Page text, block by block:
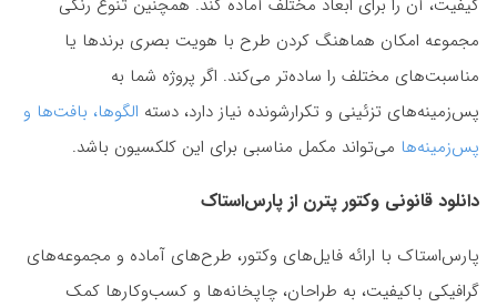
کیفیت، آن را برای ابعاد مختلف آماده کند. همچنین تنوع رنگی
مجموعه امکان هماهنگ کردن طرح با هویت بصری برندها یا
مناسبت‌های مختلف را ساده‌تر می‌کند. اگر پروژه شما به
پس‌زمینه‌های تزئینی و تکرارشونده نیاز دارد، دسته الگوها، بافت‌ها و
پس‌زمینه‌ها می‌تواند مکمل مناسبی برای این کلکسیون باشد.
دانلود قانونی وکتور پترن از پارس‌استاک
پارس‌استاک با ارائه فایل‌های وکتور، طرح‌های آماده و مجموعه‌های
گرافیکی باکیفیت، به طراحان، چاپخانه‌ها و کسب‌وکارها کمک